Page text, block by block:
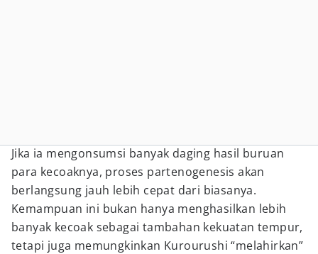
Jika ia mengonsumsi banyak daging hasil buruan
para kecoaknya, proses partenogenesis akan
berlangsung jauh lebih cepat dari biasanya.
Kemampuan ini bukan hanya menghasilkan lebih
banyak kecoak sebagai tambahan kekuatan tempur,
tetapi juga memungkinkan Kurourushi “melahirkan”